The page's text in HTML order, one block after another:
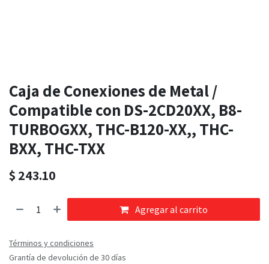
Caja de Conexiones de Metal /
Compatible con DS-2CD20XX, B8-
TURBOGXX, THC-B120-XX,, THC-
BXX, THC-TXX
$ 243.10
Agregar al carrito
Términos y condiciones
Grantía de devolución de 30 días